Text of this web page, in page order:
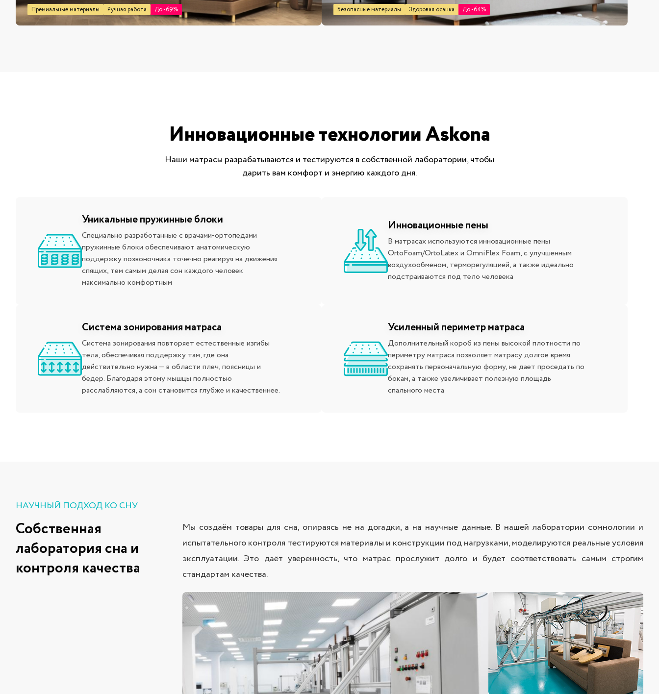
Премиальные материалы Ручная работа До -69% Безопасные материалы Здоровая осанка До -64%
Инновационные технологии Askona
Наши матрасы разрабатываются и тестируются в собственной лаборатории, чтобы
дарить вам комфорт и энергию каждого дня.
Уникальные пружинные блоки
Специально разработанные с врачами-ортопедами
пружинные блоки обеспечивают анатомическую
поддержку позвоночника точечно реагируя на движения
спящих, тем самым делая сон каждого человек
максимально комфортным
Инновационные пены
В матрасах используются инновационные пены
OrtoFoam/OrtoLatex и OmniFlex Foam, с улучшенным
воздухообменом, терморегуляцией, а также идеально
подстраиваются под тело человека
Система зонирования матраса
Система зонирования повторяет естественные изгибы
тела, обеспечивая поддержку там, где она
действительно нужна — в области плеч, поясницы и
бедер. Благодаря этому мышцы полностью
расслабляются, а сон становится глубже и качественнее.
Усиленный периметр матраса
Дополнительный короб из пены высокой плотности по
периметру матраса позволяет матрасу долгое время
сохранять первоначальную форму, не дает проседать по
бокам, а также увеличивает полезную площадь
спального места
НАУЧНЫЙ ПОДХОД КО СНУ
Собственная
лаборатория сна и
контроля качества
Мы создаём товары для сна, опираясь не на догадки, а на научные данные. В нашей лаборатории сомнологии и
испытательного контроля тестируются материалы и конструкции под нагрузками, моделируются реальные условия
эксплуатации. Это даёт уверенность, что матрас прослужит долго и будет соответствовать самым строгим
стандартам качества.